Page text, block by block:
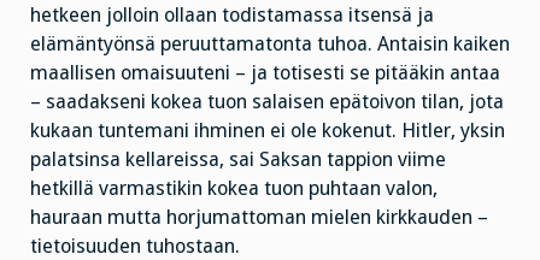
hetkeen jolloin ollaan todistamassa itsensä ja
elämäntyönsä peruuttamatonta tuhoa. Antaisin kaiken
maallisen omaisuuteni – ja totisesti se pitääkin antaa
– saadakseni kokea tuon salaisen epätoivon tilan, jota
kukaan tuntemani ihminen ei ole kokenut. Hitler, yksin
palatsinsa kellareissa, sai Saksan tappion viime
hetkillä varmastikin kokea tuon puhtaan valon,
hauraan mutta horjumattoman mielen kirkkauden –
tietoisuuden tuhostaan.